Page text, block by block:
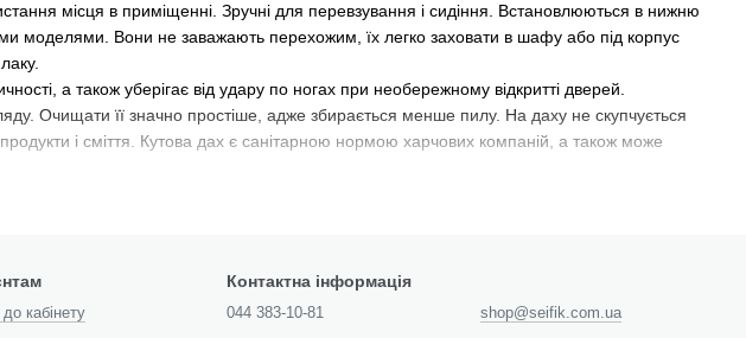
місця в приміщенні. Зручні для перевзування і сидіння. Встановлюються в нижню
моделями. Вони не заважають перехожим, їх легко заховати в шафу або під корпус
а також уберігає від удару по ногах при необережному відкритті дверей.
Очищати її значно простіше, адже збирається менше пилу. На даху не скупчується
і сміття. Кутова дах є санітарною нормою харчових компаній, а також може
його не доводиться рухати з місця (також ефективні в разі затоплення).
до кабінету
Контактна інформація
044 383-10-81
shop@seifik.com.ua